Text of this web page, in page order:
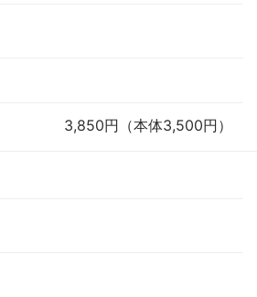
3,850円（本体3,500円）